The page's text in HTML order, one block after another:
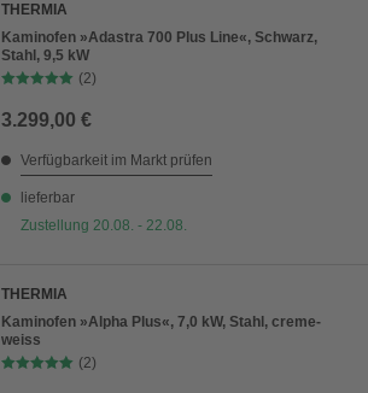
THERMIA
Kaminofen »Adastra 700 Plus Line«, Schwarz,
Stahl, 9,5 kW
(2)
3.299,00 €
Verfügbarkeit im Markt prüfen
lieferbar
Zustellung 20.08. - 22.08.
THERMIA
Kaminofen »Alpha Plus«, 7,0 kW, Stahl, creme-
weiss
(2)